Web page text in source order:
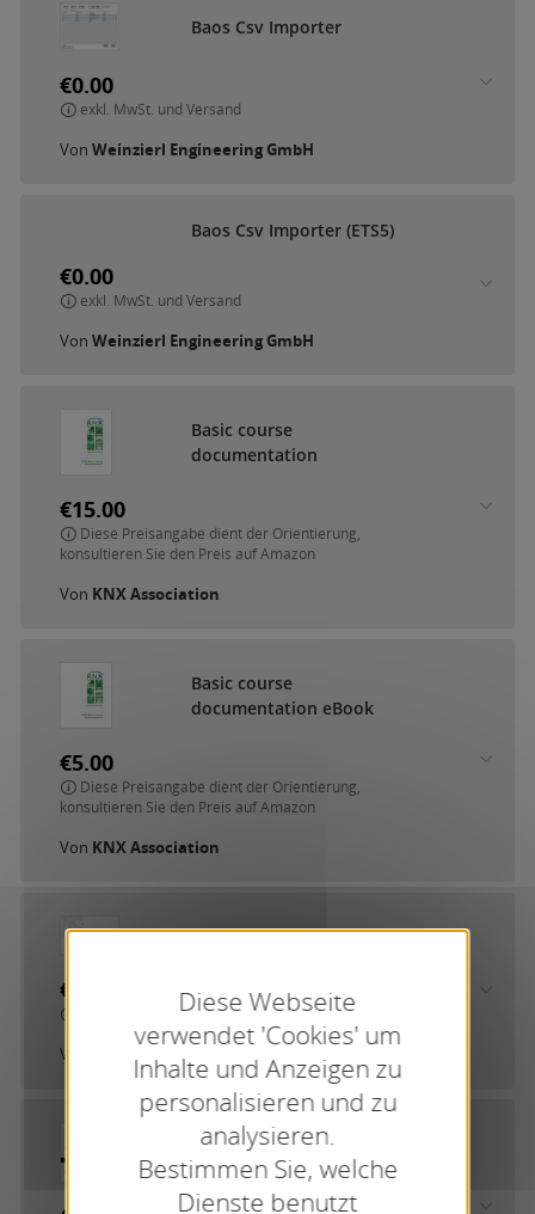
Baos Csv Importer
€0.00
exkl. MwSt. und Versand
Von Weinzierl Engineering GmbH
Baos Csv Importer (ETS5)
€0.00
exkl. MwSt. und Versand
Von Weinzierl Engineering GmbH
Basic course
documentation
€15.00
Diese Preisangabe dient der Orientierung,
konsultieren Sie den Preis auf Amazon
Von KNX Association
Basic course
documentation eBook
€5.00
Diese Preisangabe dient der Orientierung,
konsultieren Sie den Preis auf Amazon
Von KNX Association
Becker SMI DCA App
€0.00
exkl. MwSt. und Versand
Von Becker-Antriebe GmbH
JE 6186 /4 0 C on fig
Diese Webseite
verwendet 'Cookies' um
Inhalte und Anzeigen zu
personalisieren und zu
analysieren.
Bestimmen Sie, welche
Dienste benutzt